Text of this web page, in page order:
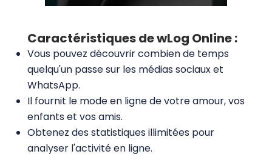
Caractéristiques de wLog Online :
Vous pouvez découvrir combien de temps
quelqu'un passe sur les médias sociaux et
WhatsApp.
Il fournit le mode en ligne de votre amour, vos
enfants et vos amis.
Obtenez des statistiques illimitées pour
analyser l'activité en ligne.